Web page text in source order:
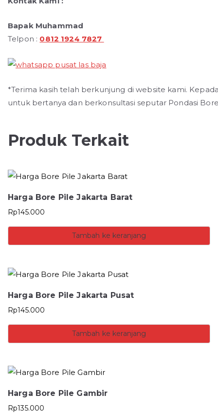
Bapak Muhammad
Telpon : 0812 1924 7827
*Terima kasih telah berkunjung di website kami.
untuk bertanya dan berkonsultasi seputar Pondasi
Produk Terkait
Harga Bore Pile Jakarta Barat
Rp145.000
Tambah ke keranjang
Harga Bore Pile Jakarta Pusat
Rp145.000
Tambah ke keranjang
Harga Bore Pile Gambir
Rp135.000